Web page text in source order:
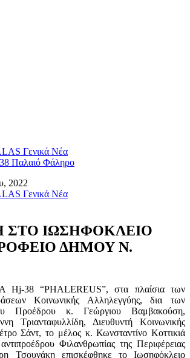
Γενικά Νέα
Παλαιό Φάληρο
2022
Γενικά Νέα
ΣΤΟ ΙΩΣΗΦΟΚΛΕΙΟ
ΔΗΜΟΥ Ν.
Hj-38 “PHALEREUS”, στα πλαίσια των
Κοινωνικής Αλληλεγγύης, δια των
Προέδρου κ. Γεώργιου Βαμβακούση,
Τριανταφυλλίδη, Διευθυντή Κοινωνικής
Σάντ, το μέλος κ. Κωνσταντίνο Κοττικιά
Φιλανθρωπίας της Περιφέρειας
Τσουνάκη επισκέφθηκε το Ιωσηφόκλειο